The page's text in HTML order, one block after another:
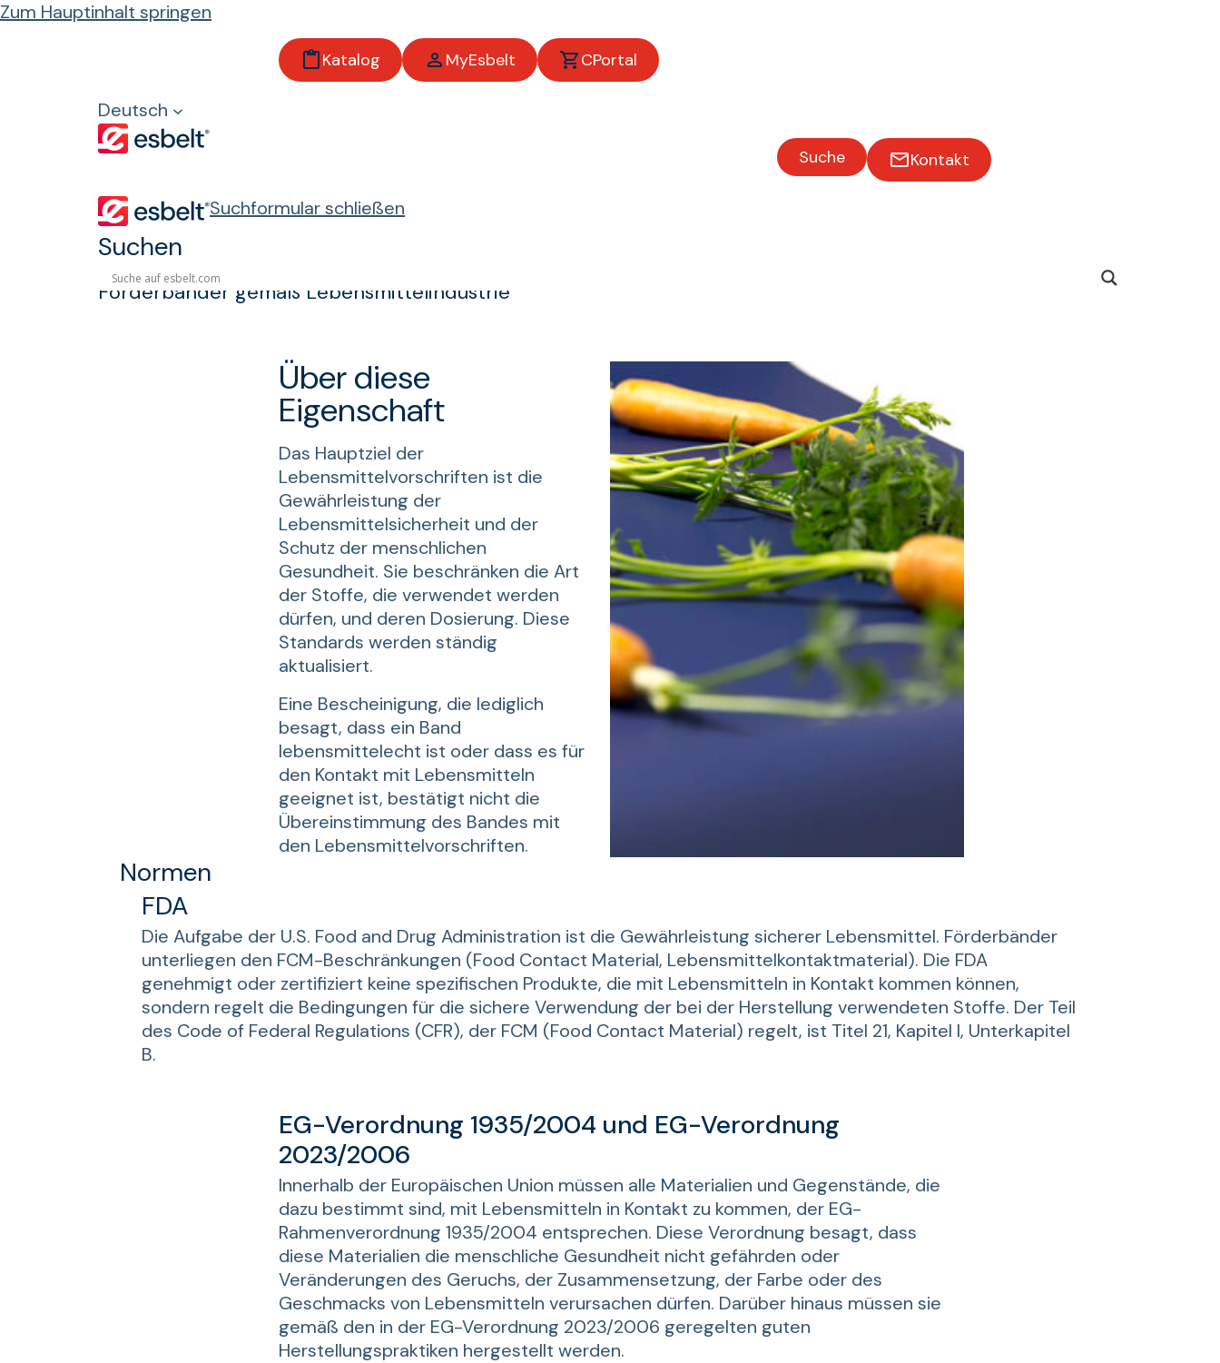
Zum Hauptinhalt springen
Katalog MyEsbelt CPortal
Deutsch
Suche Kontakt
Suchformular schließen
Suchen
Eigenschaften und Vorschriften
Lebensmittelindustrie
Lebensmittelindustrie
Förderbänder gemäß Lebensmittelindustrie
Über diese
Eigenschaft
Das Hauptziel der
Lebensmittelvorschriften ist die
Gewährleistung der
Lebensmittelsicherheit und der
Schutz der menschlichen
Gesundheit. Sie beschränken die Art
der Stoffe, die verwendet werden
dürfen, und deren Dosierung. Diese
Standards werden ständig
aktualisiert.
Eine Bescheinigung, die lediglich
besagt, dass ein Band
lebensmittelecht ist oder dass es für
den Kontakt mit Lebensmitteln
geeignet ist, bestätigt nicht die
Übereinstimmung des Bandes mit
den Lebensmittelvorschriften.
Normen
FDA
Die Aufgabe der U.S. Food and Drug Administration ist die Gewährleistung sicherer Lebensmittel. Förderbänder
unterliegen den FCM-Beschränkungen (Food Contact Material, Lebensmittelkontaktmaterial). Die FDA
genehmigt oder zertifiziert keine spezifischen Produkte, die mit Lebensmitteln in Kontakt kommen können,
sondern regelt die Bedingungen für die sichere Verwendung der bei der Herstellung verwendeten Stoffe. Der Teil
des Code of Federal Regulations (CFR), der FCM (Food Contact Material) regelt, ist Titel 21, Kapitel I, Unterkapitel
B.
EG-Verordnung 1935/2004 und EG-Verordnung
2023/2006
Innerhalb der Europäischen Union müssen alle Materialien und Gegenstände, die
dazu bestimmt sind, mit Lebensmitteln in Kontakt zu kommen, der EG-
Rahmenverordnung 1935/2004 entsprechen. Diese Verordnung besagt, dass
diese Materialien die menschliche Gesundheit nicht gefährden oder
Veränderungen des Geruchs, der Zusammensetzung, der Farbe oder des
Geschmacks von Lebensmitteln verursachen dürfen. Darüber hinaus müssen sie
gemäß den in der EG-Verordnung 2023/2006 geregelten guten
Herstellungspraktiken hergestellt werden.